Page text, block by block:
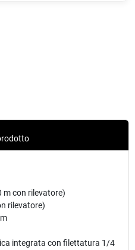
m con rilevatore)
rilevatore)
integrata con filettatura 1/4